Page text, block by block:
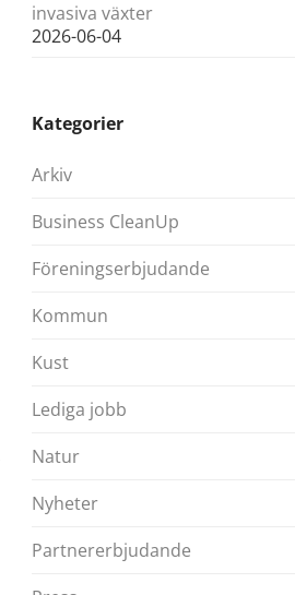
invasiva växter
2026-06-04
Kategorier
Arkiv
Business CleanUp
Föreningserbjudande
Kommun
Kust
Lediga jobb
Natur
Nyheter
Partnererbjudande